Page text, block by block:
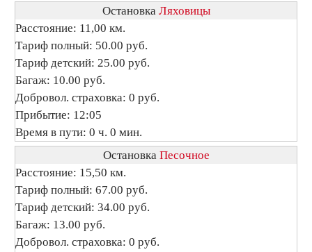
Остановка Ляховицы
Расстояние: 11,00 км.
Тариф полный: 50.00 руб.
Тариф детский: 25.00 руб.
Багаж: 10.00 руб.
Добровол. страховка: 0 руб.
Прибытие: 12:05
Время в пути: 0 ч. 0 мин.
Остановка Песочное
Расстояние: 15,50 км.
Тариф полный: 67.00 руб.
Тариф детский: 34.00 руб.
Багаж: 13.00 руб.
Добровол. страховка: 0 руб.